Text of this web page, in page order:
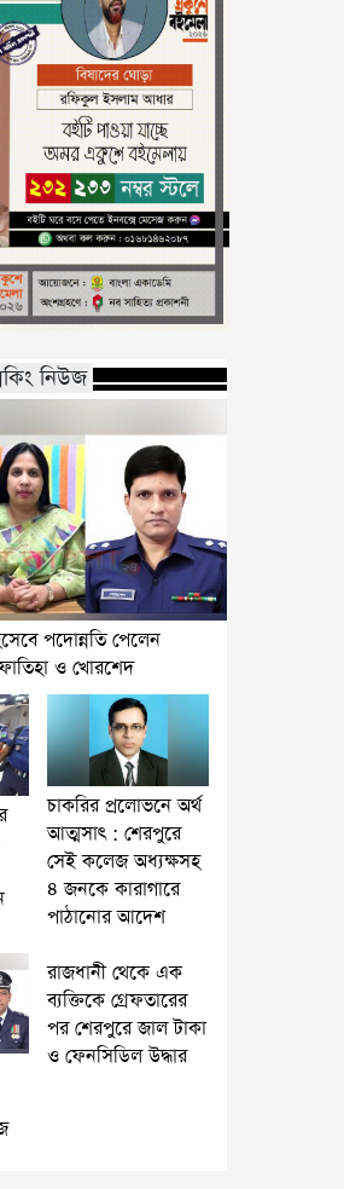
নিউজ
পদোন্নতি পেলেন
ও খোরশেদ
চাকরির প্রলোভনে অর্থ
আত্মসাৎ : শেরপুরে
সেই কলেজ অধ্যক্ষসহ
৪ জনকে কারাগারে
পাঠানোর আদেশ
রাজধানী থেকে এক
ব্যক্তিকে গ্রেফতারের
পর শেরপুরে জাল টাকা
ও ফেনসিডিল উদ্ধার